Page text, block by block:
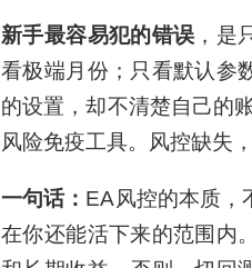
新手最容易犯的错误 ，是
看极端月份；只看默认参
的设置，却不清楚自己的
风险免疫工具。风控缺失
一句话： EA风控的本质，
在你还能活下来的范围内